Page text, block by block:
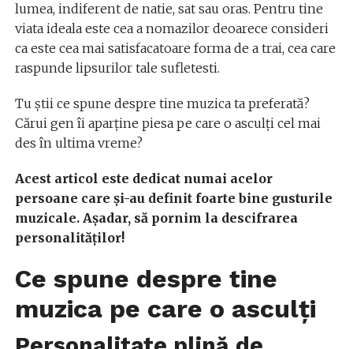
lumea, indiferent de natie, sat sau oras. Pentru tine
viata ideala este cea a nomazilor deoarece consideri
ca este cea mai satisfacatoare forma de a trai, cea care
raspunde lipsurilor tale sufletesti.
Tu știi ce spune despre tine muzica ta preferată?
Cărui gen îi aparține piesa pe care o asculți cel mai
des în ultima vreme?
Acest articol este dedicat numai acelor
persoane care și-au definit foarte bine gusturile
muzicale. Așadar, să pornim la descifrarea
personalităților!
Ce spune despre tine
muzica pe care o asculți